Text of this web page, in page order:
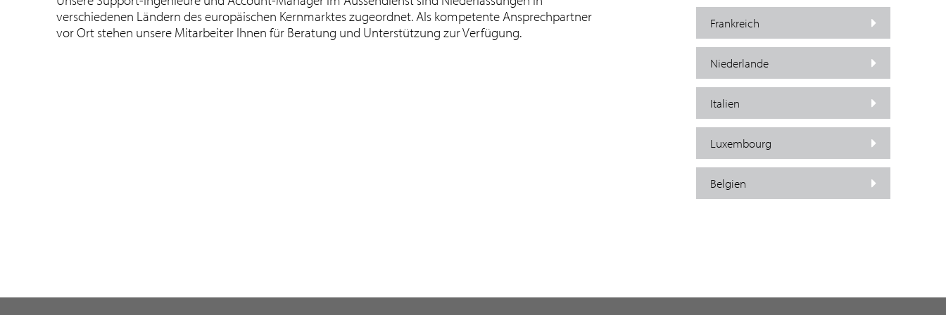
verschiedenen Ländern des europäischen Kernmarktes zugeordnet. Als kompetente Ansprechpartner
vor Ort stehen unsere Mitarbeiter Ihnen für Beratung und Unterstützung zur Verfügung.
Frankreich
Niederlande
Italien
Luxembourg
Belgien